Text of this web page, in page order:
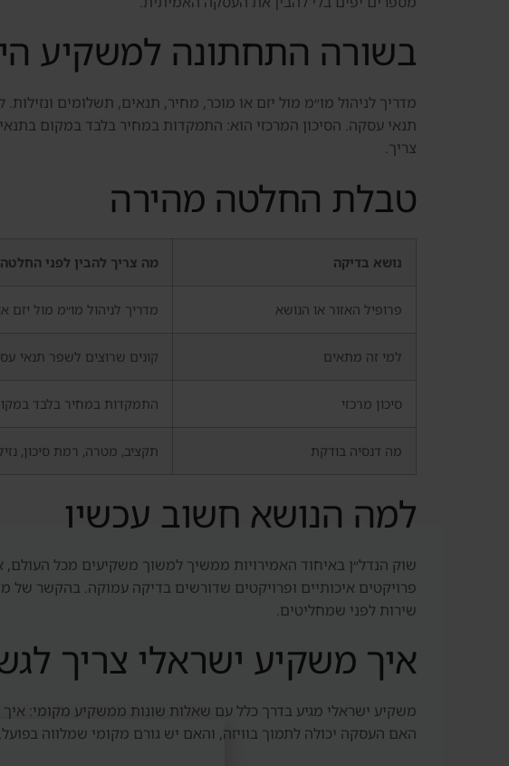
בשורה התחתונה למשקיע
מדריך לניהול מו״מ מול יזם או מוכר, מחיר, תנאים, תשלומים
תנאי עסקה. הסיכון המרכזי הוא: התמקדות במחיר בלבד במקום
צריך.
טבלת החלטה מהירה
נושא בדיקה מה צריך להבין לפני החלטה
פרופיל האזור או הנושא מדריך לניהול מו״מ מול יזם
למי זה מתאים קונים שרוצים לשפר תנאי
סיכון מרכזי התמקדות במחיר בלבד
מה דנסיה בודקת תקציב, מטרה, רמת סיכון,
למה הנושא חשוב עכשיו
שוק הנדל״ן באיחוד האמירויות ממשיך למשוך משקיעים מכל
פרויקטים איכותיים ופרויקטים שדורשים בדיקה עמוקה. בהקשר של
שירות לפני שמחליטים.
איך משקיע ישראלי צריך
משקיע ישראלי מגיע בדרך כלל עם שאלות שונות ממשקיע מקומי:
האם העסקה יכולה לתמוך בוויזה, והאם יש גורם מקומי שמלווה